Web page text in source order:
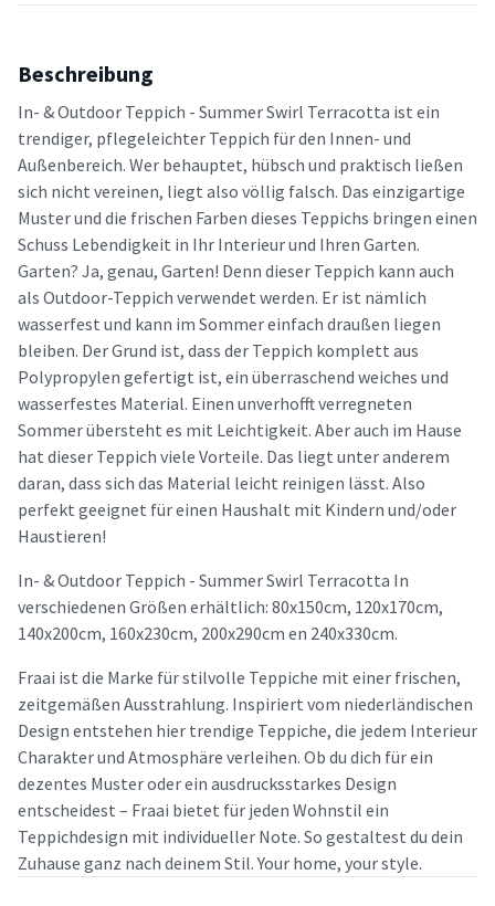
Beschreibung
In- & Outdoor Teppich - Summer Swirl Terracotta ist ein
trendiger, pflegeleichter Teppich für den Innen- und
Außenbereich. Wer behauptet, hübsch und praktisch ließen
sich nicht vereinen, liegt also völlig falsch. Das einzigartige
Muster und die frischen Farben dieses Teppichs bringen einen
Schuss Lebendigkeit in Ihr Interieur und Ihren Garten.
Garten? Ja, genau, Garten! Denn dieser Teppich kann auch
als Outdoor-Teppich verwendet werden. Er ist nämlich
wasserfest und kann im Sommer einfach draußen liegen
bleiben. Der Grund ist, dass der Teppich komplett aus
Polypropylen gefertigt ist, ein überraschend weiches und
wasserfestes Material. Einen unverhofft verregneten
Sommer übersteht es mit Leichtigkeit. Aber auch im Hause
hat dieser Teppich viele Vorteile. Das liegt unter anderem
daran, dass sich das Material leicht reinigen lässt. Also
perfekt geeignet für einen Haushalt mit Kindern und/oder
Haustieren!
In- & Outdoor Teppich - Summer Swirl Terracotta In
verschiedenen Größen erhältlich: 80x150cm, 120x170cm,
140x200cm, 160x230cm, 200x290cm en 240x330cm.
Fraai ist die Marke für stilvolle Teppiche mit einer frischen,
zeitgemäßen Ausstrahlung. Inspiriert vom niederländischen
Design entstehen hier trendige Teppiche, die jedem Interieur
Charakter und Atmosphäre verleihen. Ob du dich für ein
dezentes Muster oder ein ausdrucksstarkes Design
entscheidest – Fraai bietet für jeden Wohnstil ein
Teppichdesign mit individueller Note. So gestaltest du dein
Zuhause ganz nach deinem Stil. Your home, your style.